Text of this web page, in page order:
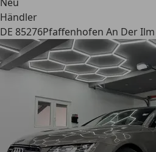
Händler
DE 85276Pfaffenhofen An Der Ilm